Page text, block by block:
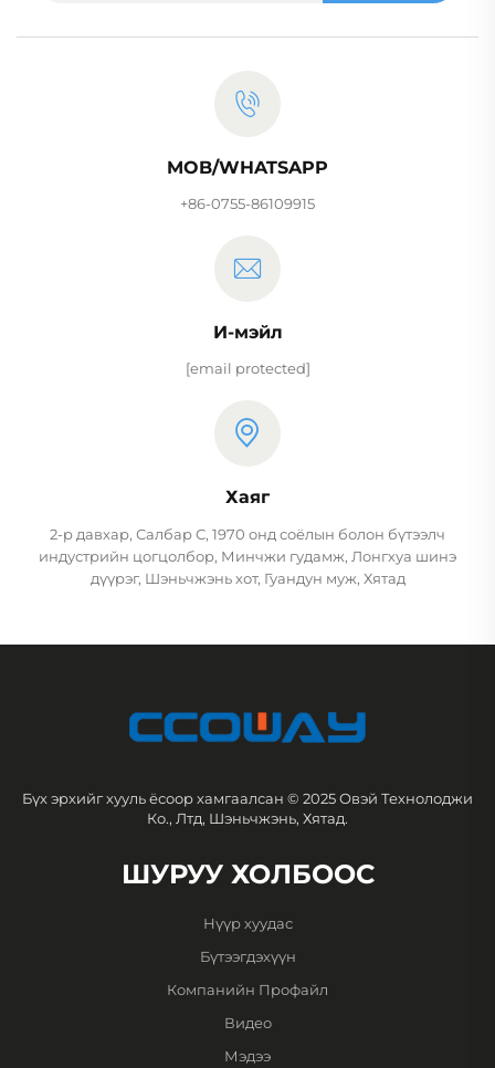
MOB/WHATSAPP
+86-0755-86109915
И-мэйл
[email protected]
Хаяг
2-р давхар, Салбар С, 1970 онд соёлын болон бүтээлч
индустрийн цогцолбор, Минчжи гудамж, Лонгхуа шинэ
дүүрэг, Шэньчжэнь хот, Гуандун муж, Хятад
Бүх эрхийг хууль ёсоор хамгаалсан © 2025 Овэй Технолоджи
Ко., Лтд, Шэньчжэнь, Хятад.
ШУРУУ ХОЛБООС
Нүүр хуудас
Бүтээгдэхүүн
Компанийн Профайл
Видео
Мэдээ